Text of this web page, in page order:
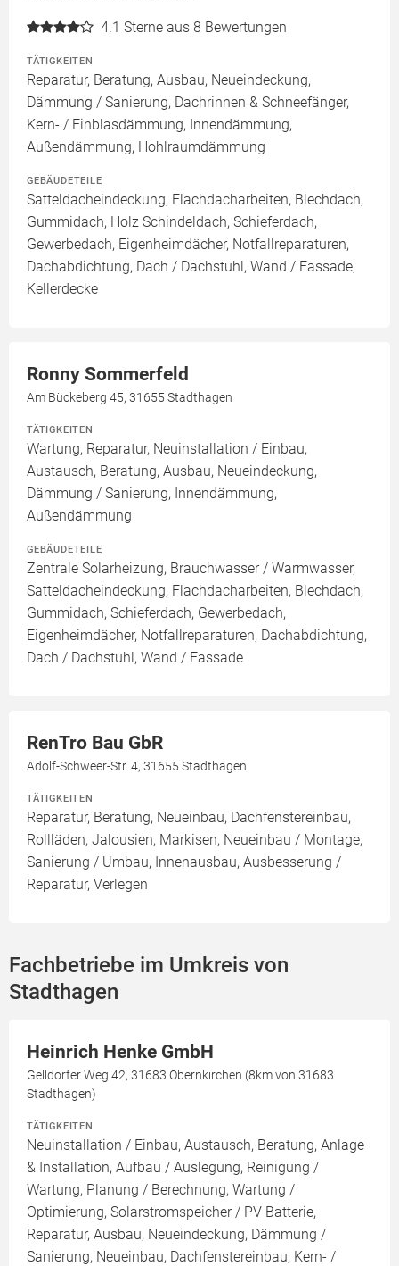
4.1 Sterne aus 8 Bewertungen
TÄTIGKEITEN
Reparatur, Beratung, Ausbau, Neueindeckung,
Dämmung / Sanierung, Dachrinnen & Schneefänger,
Kern- / Einblasdämmung, Innendämmung,
Außendämmung, Hohlraumdämmung
GEBÄUDETEILE
Satteldacheindeckung, Flachdacharbeiten, Blechdach,
Gummidach, Holz Schindeldach, Schieferdach,
Gewerbedach, Eigenheimdächer, Notfallreparaturen,
Dachabdichtung, Dach / Dachstuhl, Wand / Fassade,
Kellerdecke
Ronny Sommerfeld
Am Bückeberg 45, 31655 Stadthagen
TÄTIGKEITEN
Wartung, Reparatur, Neuinstallation / Einbau,
Austausch, Beratung, Ausbau, Neueindeckung,
Dämmung / Sanierung, Innendämmung,
Außendämmung
GEBÄUDETEILE
Zentrale Solarheizung, Brauchwasser / Warmwasser,
Satteldacheindeckung, Flachdacharbeiten, Blechdach,
Gummidach, Schieferdach, Gewerbedach,
Eigenheimdächer, Notfallreparaturen, Dachabdichtung,
Dach / Dachstuhl, Wand / Fassade
RenTro Bau GbR
Adolf-Schweer-Str. 4, 31655 Stadthagen
TÄTIGKEITEN
Reparatur, Beratung, Neueinbau, Dachfenstereinbau,
Rollläden, Jalousien, Markisen, Neueinbau / Montage,
Sanierung / Umbau, Innenausbau, Ausbesserung /
Reparatur, Verlegen
Fachbetriebe im Umkreis von
Stadthagen
Heinrich Henke GmbH
Gelldorfer Weg 42, 31683 Obernkirchen (8km von 31683
Stadthagen)
TÄTIGKEITEN
Neuinstallation / Einbau, Austausch, Beratung, Anlage
& Installation, Aufbau / Auslegung, Reinigung /
Wartung, Planung / Berechnung, Wartung /
Optimierung, Solarstromspeicher / PV Batterie,
Reparatur, Ausbau, Neueindeckung, Dämmung /
Sanierung, Neueinbau, Dachfenstereinbau, Kern- /